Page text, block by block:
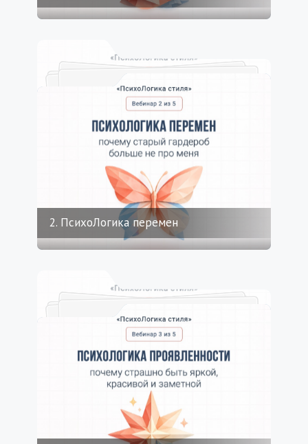
2. ПсихоЛогика перемен